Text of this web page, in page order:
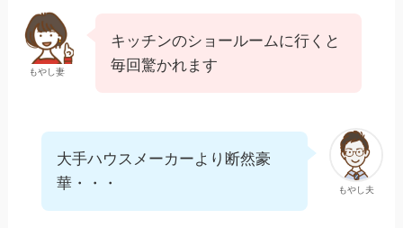
もやし妻
キッチンのショールームに行くと
毎回驚かれます
もやし夫
大手ハウスメーカーより断然豪
華・・・